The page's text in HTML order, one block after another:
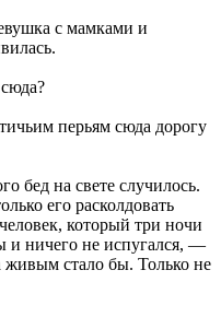
с мамками и
перьям сюда дорогу
бед на свете случилось.
его расколдовать
который три ночи
и ничего не испугался, —
живым стало бы. Только не